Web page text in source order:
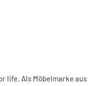
life. Als Möbelmarke aus